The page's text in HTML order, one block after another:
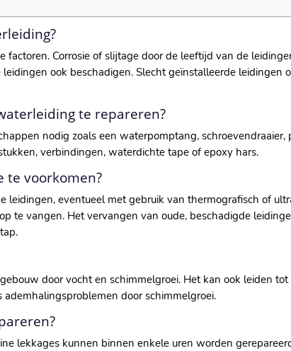
Corrosie of slijtage door de leeftijd van de
ook beschadigen. Slecht geïnstalleerde leidingen
te repareren?
nodig zoals een waterpomptang, schroevendraaier,
verbindingen, waterdichte tape of epoxy hars.
te voorkomen?
eventueel met gebruik van thermografisch of
te vangen. Het vervangen van oude, beschadigde
door vocht en schimmelgroei. Het kan ook leiden tot
door schimmelgroei.
lekkages kunnen binnen enkele uren worden